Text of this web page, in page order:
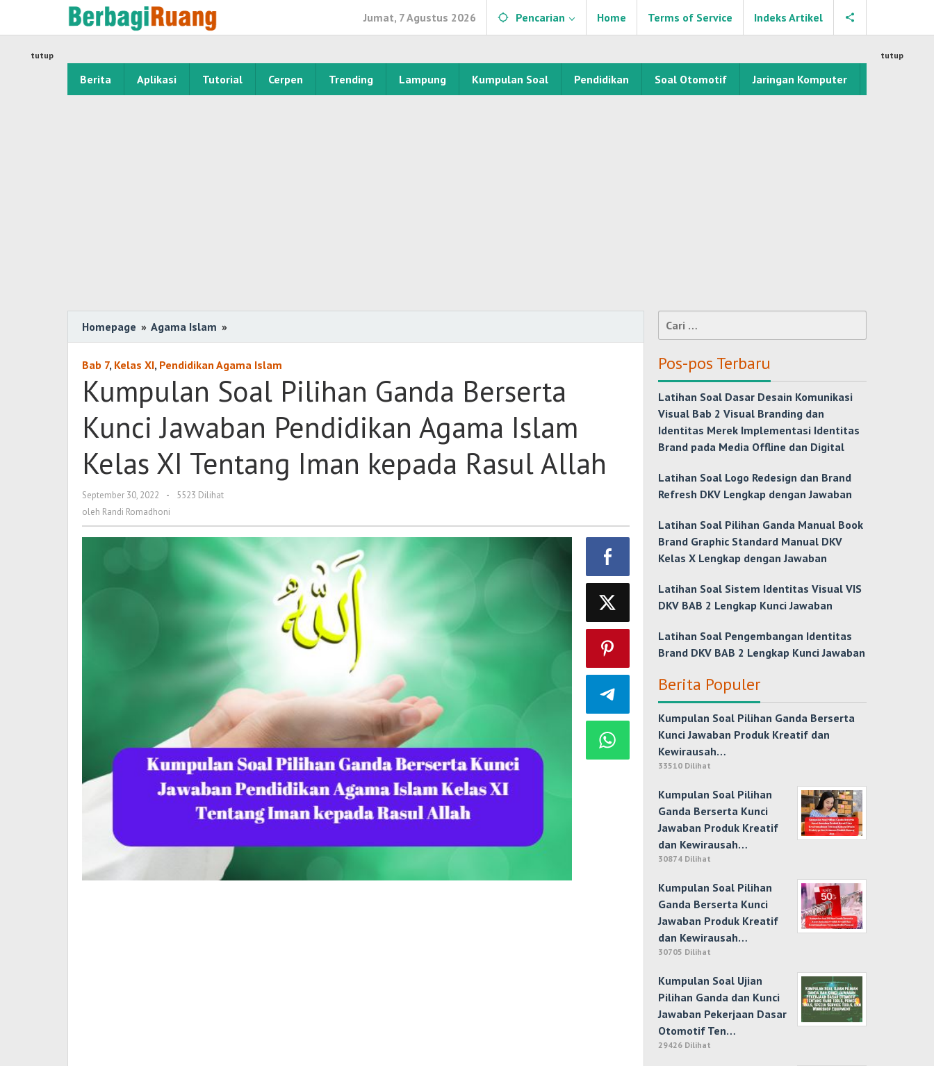
Jumat, 7 Agustus 2026 Pencarian Home Terms of Service Indeks Artikel
Berita Aplikasi Tutorial Cerpen Trending Lampung Kumpulan Soal Pendidikan Soal Otomotif Jaringan Komputer
tutup tutup
Homepage » Agama Islam »
Soal
Pilihan
Berserta
Jawaban
Agama
Islam
Tentang
Iman
kepada
Rasul
Allah
Bab 7, Kelas XI, Pendidikan Agama Islam
Kumpulan Soal Pilihan Ganda Berserta
Kunci Jawaban Pendidikan Agama Islam
Kelas XI Tentang Iman kepada Rasul Allah
September 30, 2022
oleh
Randi
-
5523 Dilihat
oleh Randi Romadhoni
Cari
untuk:
Pos-pos Terbaru
Latihan Soal Dasar Desain Komunikasi
Visual Bab 2 Visual Branding dan
Identitas Merek Implementasi Identitas
Brand pada Media Offline dan Digital
Latihan Soal Logo Redesign dan Brand
Refresh DKV Lengkap dengan Jawaban
Latihan Soal Pilihan Ganda Manual Book
Brand Graphic Standard Manual DKV
Kelas X Lengkap dengan Jawaban
Latihan Soal Sistem Identitas Visual VIS
DKV BAB 2 Lengkap Kunci Jawaban
Latihan Soal Pengembangan Identitas
Brand DKV BAB 2 Lengkap Kunci Jawaban
Berita Populer
Kumpulan Soal Pilihan Ganda Berserta
Kunci Jawaban Produk Kreatif dan
Kewirausah…
33510 Dilihat
Kumpulan Soal Pilihan
Ganda Berserta Kunci
Jawaban Produk Kreatif
dan Kewirausah…
30874 Dilihat
Kumpulan Soal Pilihan
Ganda Berserta Kunci
Jawaban Produk Kreatif
dan Kewirausah…
30705 Dilihat
Kumpulan Soal Ujian
Pilihan Ganda dan Kunci
Jawaban Pekerjaan Dasar
Otomotif Ten…
29426 Dilihat